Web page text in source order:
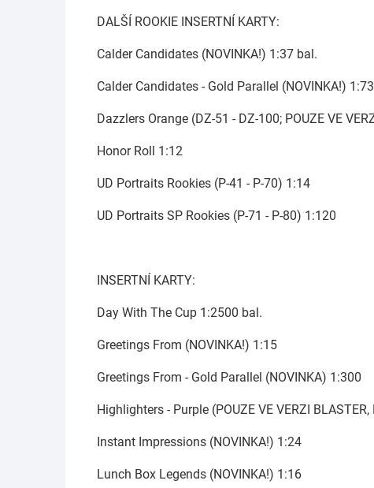
DALŠÍ ROOKIE INSERTNÍ KARTY:
Calder Candidates (NOVINKA!) 1:37 bal.
Calder Candidates - Gold Parallel (NOVINKA!)
Dazzlers Orange (DZ-51 - DZ-100; POUZE VE
Honor Roll 1:12
UD Portraits Rookies (P-41 - P-70) 1:14
UD Portraits SP Rookies (P-71 - P-80) 1:120
INSERTNÍ KARTY:
Day With The Cup 1:2500 bal.
Greetings From (NOVINKA!) 1:15
Greetings From - Gold Parallel (NOVINKA) 1:300
Highlighters - Purple (POUZE VE VERZI BLASTER,
Instant Impressions (NOVINKA!) 1:24
Lunch Box Legends (NOVINKA!) 1:16